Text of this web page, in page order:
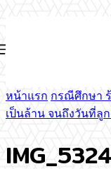
หน้าแรก กรณีศึกษา
เป็นล้าน จนถึงวันที่ลู
IMG_5324